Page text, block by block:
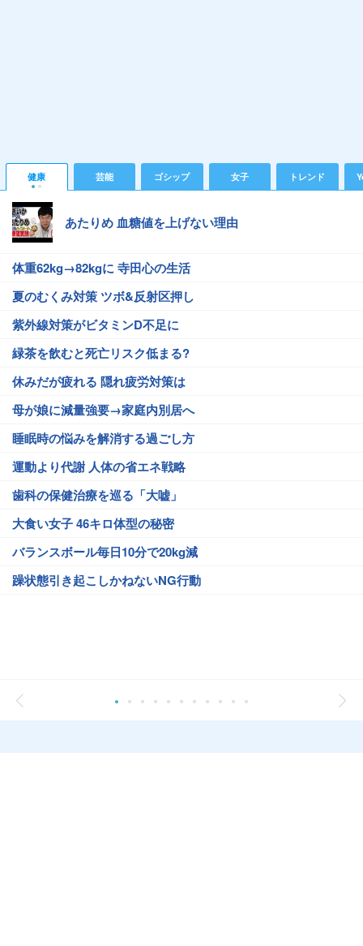
健康 芸能 ゴシップ 女子 トレンド
あたりめ 血糖値を上げない理由
体重62kg→82kgに 寺田心の生活
夏のむくみ対策 ツボ&反射区押し
紫外線対策がビタミンD不足に
緑茶を飲むと死亡リスク低まる?
休みだが疲れる 隠れ疲労対策は
母が娘に減量強要→家庭内別居へ
睡眠時の悩みを解消する過ごし方
運動より代謝 人体の省エネ戦略
歯科の保健治療を巡る「大嘘」
大食い女子 46キロ体型の秘密
バランスボール毎日10分で20kg減
躁状態引き起こしかねないNG行動